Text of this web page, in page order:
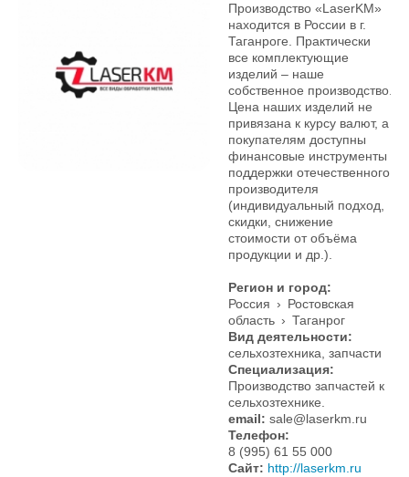
Производство «LaserKM»
находится в России в г.
Таганроге. Практически
все комплектующие
изделий – наше
собственное производство.
Цена наших изделий не
привязана к курсу валют, а
покупателям доступны
финансовые инструменты
поддержки отечественного
производителя
(индивидуальный подход,
скидки, снижение
стоимости от объёма
продукции и др.).
Регион и город:
Россия › Ростовская
область › Таганрог
Вид деятельности:
сельхозтехника, запчасти
Специализация:
Производство запчастей к
сельхозтехнике.
email: sale@laserkm.ru
Телефон:
8 (995) 61 55 000
Сайт: http://laserkm.ru